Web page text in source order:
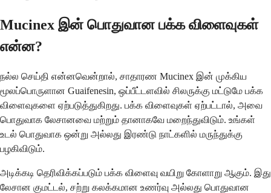
Mucinex இன் பொதுவான பக்க விளைவுகள்
என்ன?
நல்ல செய்தி என்னவென்றால், சாதாரண Mucinex இன் முக்கிய
மூலப்பொருளான Guaifenesin, ஒப்பீட்டளவில் சிலருக்கு மட்டுமே பக்க
விளைவுகளை ஏற்படுத்துகிறது. பக்க விளைவுகள் ஏற்பட்டால், அவை
பொதுவாக லேசானவை மற்றும் தானாகவே மறைந்துவிடும். உங்கள்
உடல் பொதுவாக ஒன்று அல்லது இரண்டு நாட்களில் மருந்துக்கு
பழகிவிடும்.
அடிக்கடி தெரிவிக்கப்படும் பக்க விளைவு வயிறு கோளாறு ஆகும். இது
லேசான குமட்டல், சற்று கலக்கமான உணர்வு அல்லது பொதுவான